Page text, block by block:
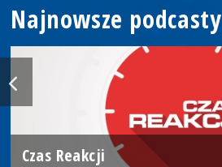
Najnowsze podcasty
Czas Reakcji